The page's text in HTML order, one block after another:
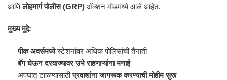
आणिलोहमार्ग पोलीस (GRP) अ‍ॅक्शन मोडमध्ये आले आहेत.
मुख्य मुद्दे:
पीक अवर्समध्येस्टेशनांवर अधिक पोलिसांची तैनाती
बॅग घेऊन दरवाज्यावर उभे राहणाऱ्यांना मनाई
अपघात टाळण्यासाठीप्रवाशांना जागरूक करण्याची मोहीम सुरू